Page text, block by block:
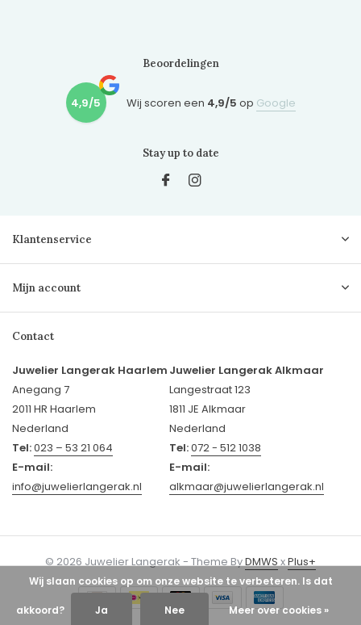
Beoordelingen
4,9/5 Wij scoren een 4,9/5 op Google
Stay up to date
Klantenservice
Mijn account
Contact
Juwelier Langerak Haarlem
Anegang 7
2011 HR Haarlem
Nederland
Tel:023 – 53 21 064
E-mail:
info@juwelierlangerak.nl
Juwelier Langerak Alkmaar
Langestraat 123
1811 JE Alkmaar
Nederland
Tel:072 - 512 1038
E-mail:
alkmaar@juwelierlangerak.nl
© 2026 Juwelier Langerak - Theme ByDMWSxPlus+
Wij slaan cookies op om onze website te verbeteren. Is dat
akkoord? Ja Nee Meer over cookies »